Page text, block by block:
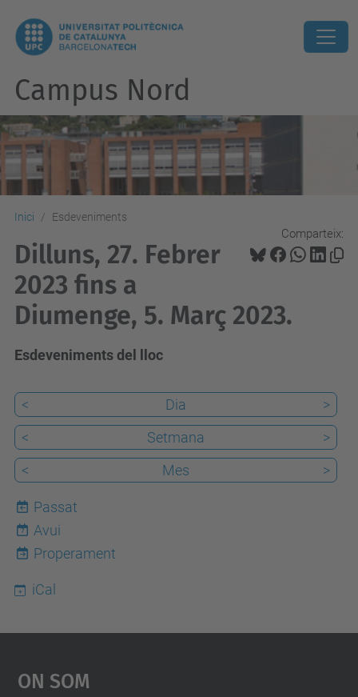
Campus Nord
Inici Esdeveniments
Comparteix:
Dilluns, 27. Febrer
2023 fins a
Diumenge, 5. Març 2023.
Esdeveniments del lloc
< Dia
>
<
Setmana
>
<
Mes >
Passat
7
Avui
Properament
iCal
On Som